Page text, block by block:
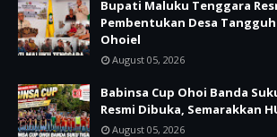
Bupati Maluku Tenggara
Pembentukan Desa
Ohoiel
August 05, 2026
Babinsa Cup Ohoi Banda
Resmi Dibuka, Semarakkan
August 05, 2026